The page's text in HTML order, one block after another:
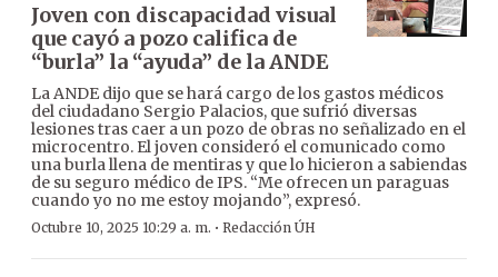
Joven con discapacidad visual
que cayó a pozo califica de
“burla” la “ayuda” de la ANDE
La ANDE dijo que se hará cargo de los gastos médicos
del ciudadano Sergio Palacios, que sufrió diversas
lesiones tras caer a un pozo de obras no señalizado en el
microcentro. El joven consideró el comunicado como
una burla llena de mentiras y que lo hicieron a sabiendas
de su seguro médico de IPS. “Me ofrecen un paraguas
cuando yo no me estoy mojando”, expresó.
Octubre 10, 2025 10:29 a. m. · Redacción ÚH